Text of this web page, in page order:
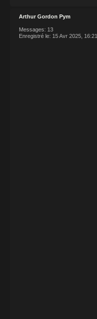
Arthur Gordon Pym
Messages: 13
Enregistré le: 15 Avr 2025, 16:21